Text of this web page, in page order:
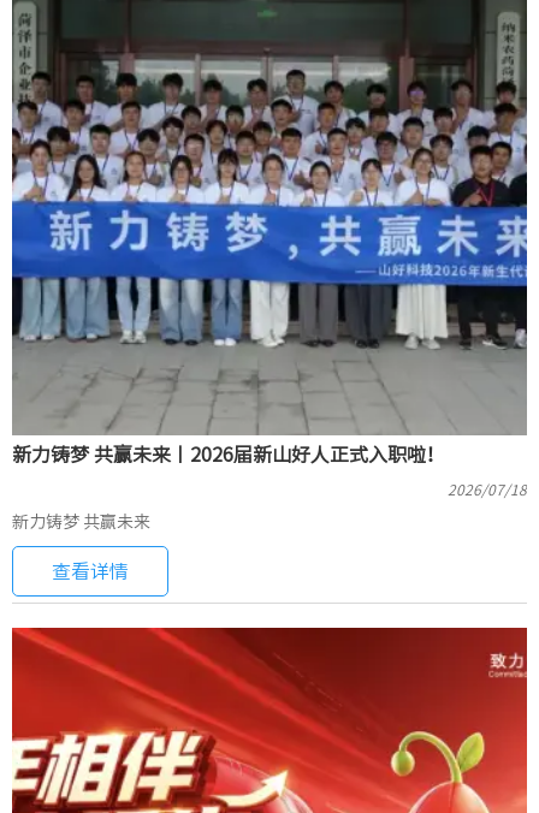
新力铸梦 共赢未来丨2026届新山好人正式入职啦！
2026/07/18
新力铸梦 共赢未来
查看详情